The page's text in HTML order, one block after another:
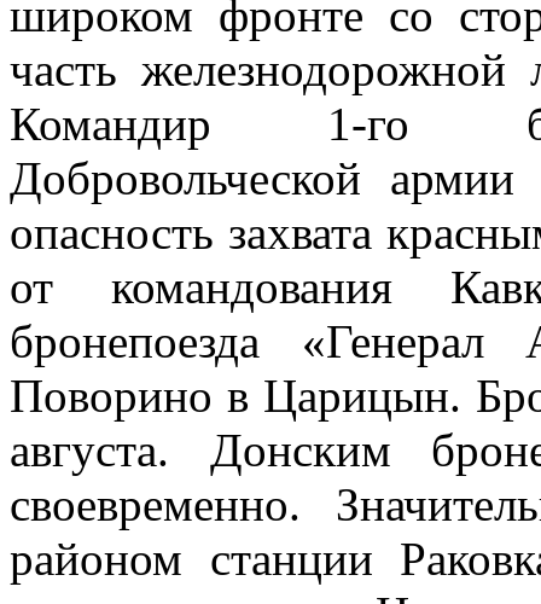
широком фронте со
часть
Командир 1-го
Добровольческой
опасность захвата
от командования
бронепоезда
Поворино в Царицын.
августа. Донским
своевременно.
районом станции